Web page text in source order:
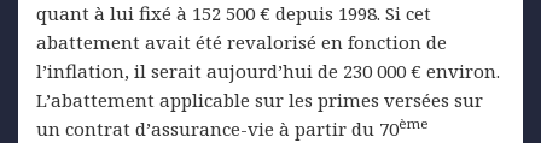
quant à lui fixé à 152 500 € depuis 1998. Si cet
abattement avait été revalorisé en fonction de
l’inflation, il serait aujourd’hui de 230 000 € environ.
L’abattement applicable sur les primes versées sur
un contrat d’assurance-vie à partir du 70ème